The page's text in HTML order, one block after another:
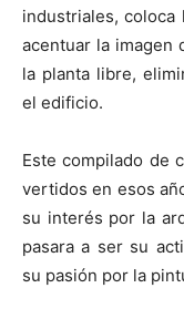
industriales, coloca
acentuar la imagen
la planta libre,
el edificio.
Este compilado de
vertidos en esos
su interés por la
pasara a ser su
su pasión por la